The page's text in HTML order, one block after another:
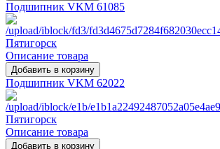
Подшипник VKM 61085
Описание товара
Подшипник VKM 62022
Описание товара